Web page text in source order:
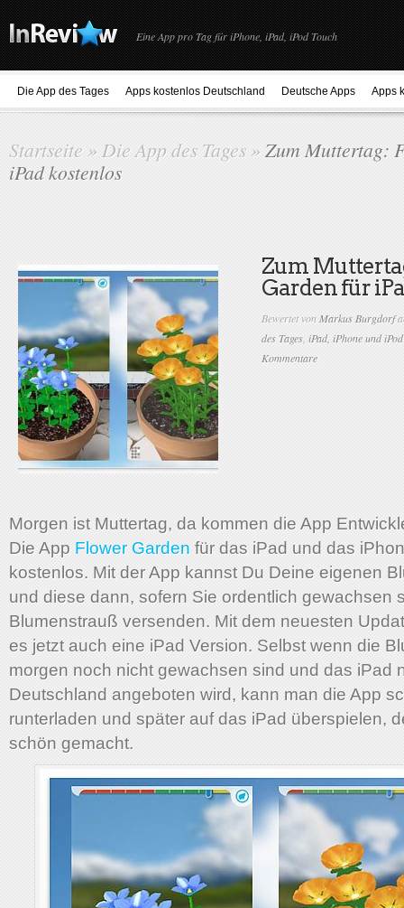
Eine App pro Tag für iPhone, iPad, iPod Touch
Die App des Tages Apps kostenlos Deutschland Deutsche Apps Apps
Startseite » Die App des Tages » Zum Muttertag:
iPad kostenlos
Zum
Garden für
Bewertet vonMarkus Burgdorf
des Tages iPad, iPhone und
Kommentare
Morgen ist Muttertag, da kommen die App
Die App Flower Garden für das iPad und das
kostenlos. Mit der App kannst Du Deine eigenen
und diese dann, sofern Sie ordentlich gewachsen
Blumenstrauß versenden. Mit dem neuesten
es jetzt auch eine iPad Version. Selbst wenn die
morgen noch nicht gewachsen sind und das iPad
Deutschland angeboten wird, kann man die App
runterladen und später auf das iPad überspielen,
schön gemacht.